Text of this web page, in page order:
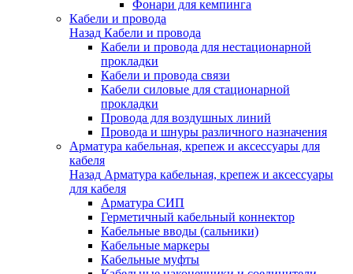
Фонари для кемпинга
Кабели и провода
Назад Кабели и провода
Кабели и провода для нестационарной
прокладки
Кабели и провода связи
Кабели силовые для стационарной
прокладки
Провода для воздушных линий
Провода и шнуры различного назначения
Арматура кабельная, крепеж и аксессуары для
кабеля
Назад Арматура кабельная, крепеж и аксессуары
для кабеля
Арматура СИП
Герметичный кабельный коннектор
Кабельные вводы (сальники)
Кабельные маркеры
Кабельные муфты